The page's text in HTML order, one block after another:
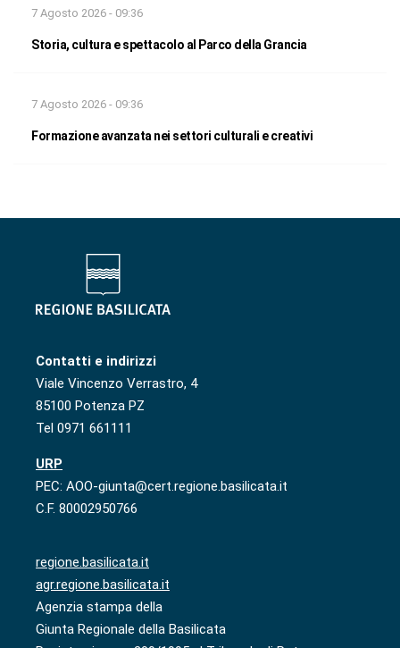
7 Agosto 2026 - 09:36
Storia, cultura e spettacolo al Parco della Grancia
7 Agosto 2026 - 09:36
Formazione avanzata nei settori culturali e creativi
Contatti e indirizzi
Viale Vincenzo Verrastro, 4
85100 Potenza PZ
Tel 0971 661111
URP
PEC: AOO-giunta@cert.regione.basilicata.it
C.F. 80002950766
regione.basilicata.it
agr.regione.basilicata.it
Agenzia stampa della
Giunta Regionale della Basilicata